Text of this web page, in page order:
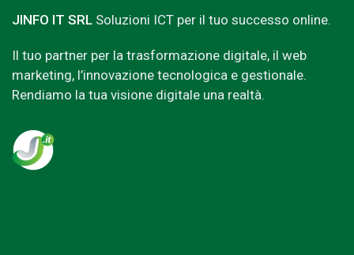
JINFO IT SRL Soluzioni ICT per il tuo successo online.
Il tuo partner per la trasformazione digitale, il web
marketing, l’innovazione tecnologica e gestionale.
Rendiamo la tua visione digitale una realtà.